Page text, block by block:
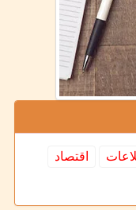
اقتصاد